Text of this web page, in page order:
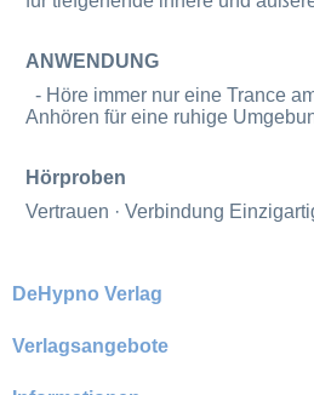
ANWENDUNG
- Höre immer nur eine Trance
Anhören für eine ruhige
Hörproben
Vertrauen · Verbindung
DeHypno Verlag
Verlagsangebote